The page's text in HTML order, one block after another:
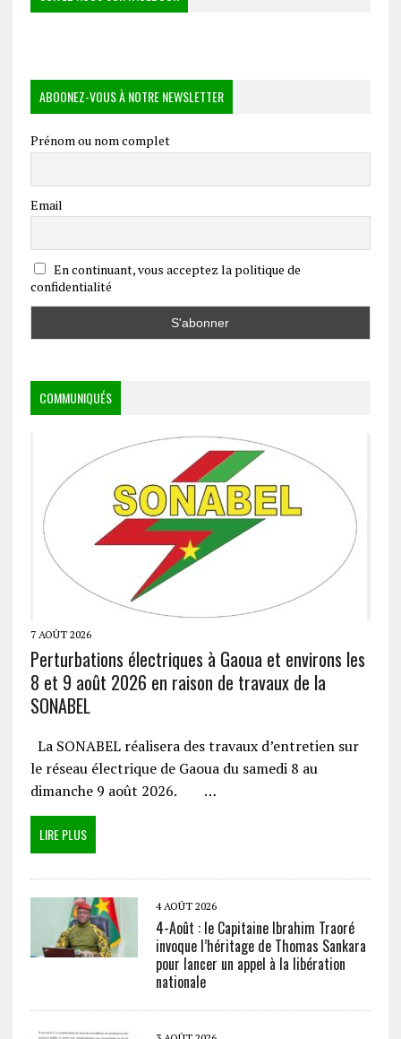
ABOONEZ-VOUS À NOTRE NEWSLETTER
Prénom ou nom complet
Email
En continuant, vous acceptez la politique de
confidentialité
COMMUNIQUÉS
7 AOÛT 2026
Perturbations électriques à Gaoua et environs les
8 et 9 août 2026 en raison de travaux de la
SONABEL
La SONABEL réalisera des travaux d’entretien sur
le réseau électrique de Gaoua du samedi 8 au
dimanche 9 août 2026. …
LIRE PLUS
4 AOÛT 2026
4-Août : le Capitaine Ibrahim Traoré
invoque l’héritage de Thomas Sankara
pour lancer un appel à la libération
nationale